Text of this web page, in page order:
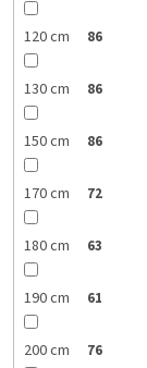
120 cm 86
130 cm 86
150 cm 86
170 cm 72
180 cm 63
190 cm 61
200 cm 76